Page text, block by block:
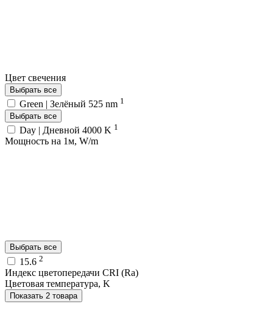
Цвет свечения
Выбрать все
Green | Зелёный 525 nm 1
Выбрать все
Day | Дневной 4000 K 1
Мощность на 1м, W/m
Выбрать все
15.6 2
Индекс цветопередачи CRI (Ra)
Цветовая температура, K
Показать 2 товара